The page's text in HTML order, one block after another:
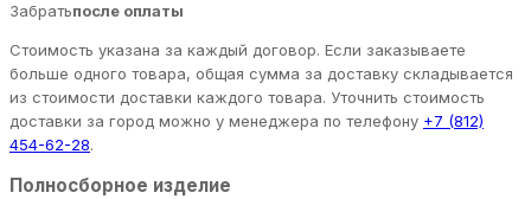
Забратьпосле оплаты
Стоимость указана за каждый договор. Если заказываете
больше одного товара, общая сумма за доставку складывается
из стоимости доставки каждого товара. Уточнить стоимость
доставки за город можно у менеджера по телефону +7 (812)
454-62-28.
Полносборное изделие